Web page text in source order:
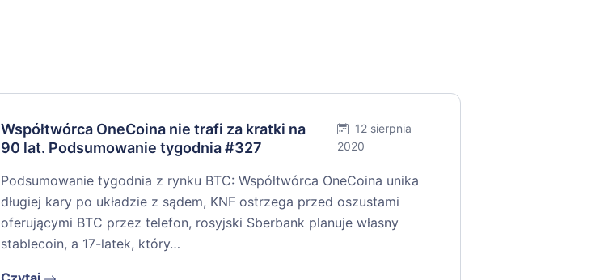
Współtwórca OneCoina nie trafi za kratki na
90 lat. Podsumowanie tygodnia #327
12 sierpnia
2020
Podsumowanie tygodnia z rynku BTC: Współtwórca OneCoina unika
długiej kary po układzie z sądem, KNF ostrzega przed oszustami
oferującymi BTC przez telefon, rosyjski Sberbank planuje własny
stablecoin, a 17-latek, który…